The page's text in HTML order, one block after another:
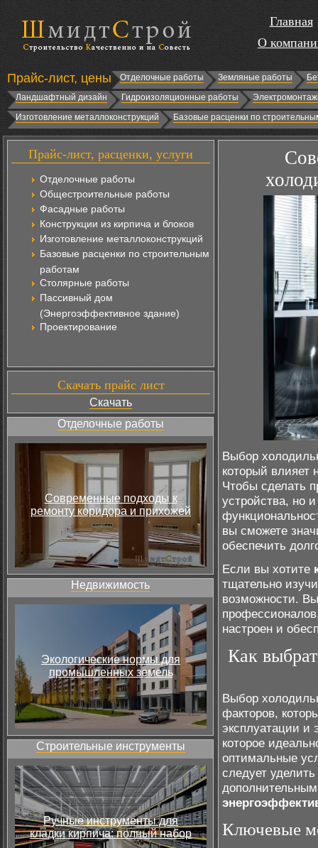
Главная
О
Прайс-лист, цены Отделочные работы Земляные работы
Ландшафтный дизайн
Гидроизоляционные работы
Изготовление металлоконструкций
Базовые расценки по
Прайс-лист, расценки, услуги
Отделочные работы
Общестроительные работы
Фасадные работы
Конструкции из кирпича и блоков
Изготовление металлоконструкций
Базовые расценки по строительным
работам
Столярные работы
Пассивный дом
(Энергоэффективное здание)
Проектирование
Скачать прайс лист
Скачать
Отделочные работы
Современные подходы к
ремонту коридора и прихожей
Недвижимость
Экологические нормы для
промышленных земель
Строительные инструменты
Ручные инструменты для
кладки кирпича: полный набор
Выбор
который влияет
Чтобы сделать
устройства, но
вы сможете
обеспечить
Если вы хотите
тщательно
возможности.
настроен и
Как
Выбор
факторов,
эксплуатации и
которое
оптимальные
следует
Ключевые